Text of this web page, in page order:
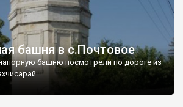
башня в с.Почтовое
башню посмотрели по дороге из